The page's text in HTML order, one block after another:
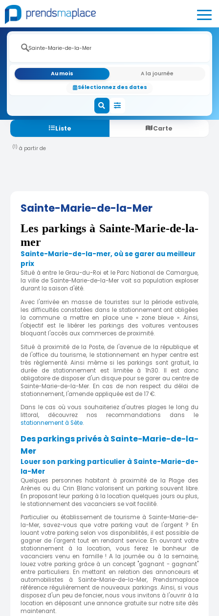
Au mois
A la journée
Sélectionnez des dates
Liste Carte
(1) à partir de
Sainte-Marie-de-la-Mer
Les parkings à Sainte-Marie-de-la-
mer
Sainte-Marie-de-la-mer, où se garer au meilleur
prix
Situé à entre le Grau-du-Roi et le Parc National de Camargue,
la ville de Sainte-Marie-de-la-Mer voit sa population exploser
durant la saison d'été.
Avec l'arrivée en masse de touristes sur la période estivale,
les difficultés constatées dans le stationnement ont obligées
la commune a mettre en place une « zone bleue ». Ainsi,
l'objectif est le libérer les parkings des voitures ventouses
bloquant l'accès aux commerces de proximité.
Situé à proximité de la Poste, de l'avenue de la république et
de l'office du tourisme, le stationnement en hyper centre est
très règlementé. Ainsi même si les parkings sont gratuit, la
durée de stationnement est limitée à 1h30. Il est donc
obligatoire de disposer d'un disque pour se garer au centre de
Sainte-Marie-de-la-Mer. En cas de non respect du délai de
stationnement, l'amende appliquée est de 17 €.
Dans le cas où vous souhaiteriez d'autres plages le long du
littoral, découvrez nos recommandations dans le
stationnement à Sète.
Des parkings privés à Sainte-Marie-de-la-
Mer
Louer son parking particulier à Sainte-Marie-de-
la-Mer
Quelques personnes habitant à proximité de la Plage des
Arènes ou du Crin Blanc valorisent un parking souvent libre.
En proposant leur parking à la location quelques jours ou plus,
le stationnement des vacanciers se voit facilité.
Particulier ou établissement de tourisme à Sainte-Marie-de-
la-Mer, savez-vous que votre parking vaut de l'argent ? En
louant votre parking selon vos disponibilités, il est possible de
gagner de l'argent tout en rendant service. En ouvrant votre
stationnement à la location, vous ferez le bonheur de
vacanciers venu en famille ! A la journée ou à la semaine,
louez votre parking grâce à un concept "gagnant - gagnant"
entre particuliers. En mettant en relation des annonceurs et
automobilistes à Sainte-Marie-de-la-Mer, Prendsmaplace
référence régulièrement de nouveaux parkings. Ainsi, si vous
disposez d'un peu de foncier, nous vous invitons à l'ouvrir à la
location en déposant une annonce gratuite sur notre site dès
maintenant.